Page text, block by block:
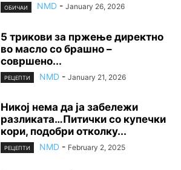
ОБИЧАИ NMD - January 26, 2026
5 трикови за пржење директно
во масло со брашно –
совршено...
РЕЦЕПТИ NMD - January 21, 2026
Никој нема да ја забележи
разликата…Питички со купечки
кори, подобри отколку...
РЕЦЕПТИ NMD - February 2, 2025